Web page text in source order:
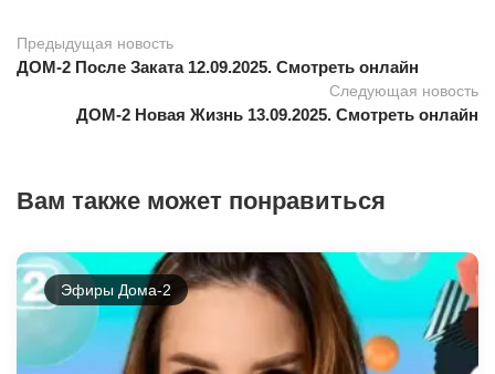
Предыдущая новость
ДОМ-2 После Заката 12.09.2025. Смотреть онлайн
Следующая новость
ДОМ-2 Новая Жизнь 13.09.2025. Смотреть онлайн
Вам также может понравиться
Эфиры Дома-2